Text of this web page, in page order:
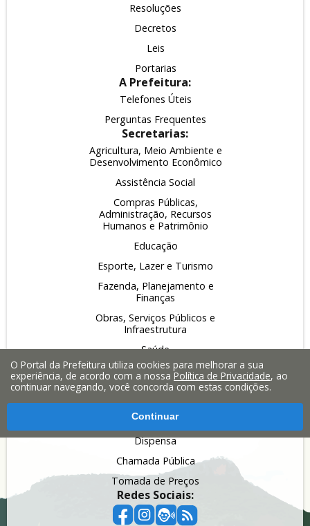
Resoluções
Decretos
Leis
Portarias
A Prefeitura:
Telefones Úteis
Perguntas Frequentes
Secretarias:
Agricultura, Meio Ambiente e
Desenvolvimento Econômico
Assistência Social
Compras Públicas,
Administração, Recursos
Humanos e Patrimônio
Educação
Esporte, Lazer e Turismo
Fazenda, Planejamento e
Finanças
Obras, Serviços Públicos e
Infraestrutura
Saúde
Licitações:
Pregão
Leilão
Inexigibilidade
Dispensa
Chamada Pública
Tomada de Preços
Redes Sociais:
O Portal da Prefeitura utiliza cookies para melhorar a sua
experiência, de acordo com a nossa Política de Privacidade, ao
continuar navegando, você concorda com estas condições.
Continuar